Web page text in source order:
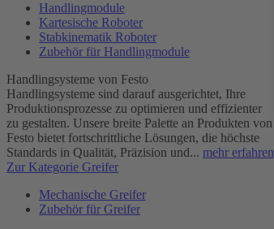
Handlingmodule
Kartesische Roboter
Stabkinematik Roboter
Zubehör für Handlingmodule
Handlingsysteme von Festo
Handlingsysteme sind darauf ausgerichtet, Ihre
Produktionsprozesse zu optimieren und effizienter
zu gestalten. Unsere breite Palette an Produkten von
Festo bietet fortschrittliche Lösungen, die höchste
Standards in Qualität, Präzision und... mehr erfahren
Zur Kategorie Greifer
Mechanische Greifer
Zubehör für Greifer